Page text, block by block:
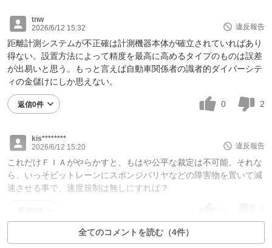
tnw
2026/6/12 15:32
違反報告
距離計測システムが不正確は計測機器本体が確立されていればあり
得ない。設置方法によって精度を最高に高めるタイプのものは誤差
が出易いと思う。もっと言えば自動車関係者の識者的ダイバーシテ
ィの金儲けにしか思えない。
返信0件 0 2
kis********
2026/6/12 15:20
違反報告
これだけＦＩＡがやらかすと、もはや公平な裁定は不可能。それな
ら、いっそビットレーンにスポンジパリヤなどの障害物を置いて減
速させる事で、速度規制は無しにすれば？
全てのコメントを読む（4件）